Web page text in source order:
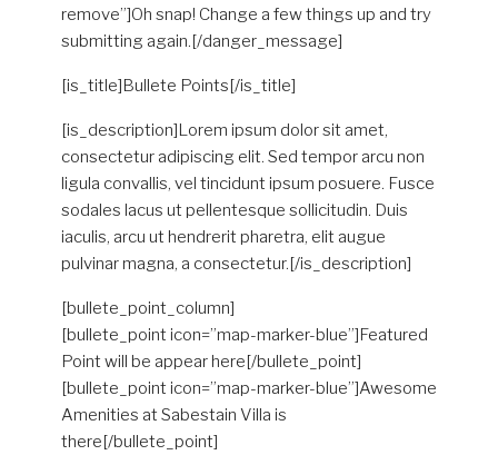
remove”]Oh snap! Change a few things up and try
submitting again.[/danger_message]
[is_title]Bullete Points[/is_title]
[is_description]Lorem ipsum dolor sit amet,
consectetur adipiscing elit. Sed tempor arcu non
ligula convallis, vel tincidunt ipsum posuere. Fusce
sodales lacus ut pellentesque sollicitudin. Duis
iaculis, arcu ut hendrerit pharetra, elit augue
pulvinar magna, a consectetur.[/is_description]
[bullete_point_column]
[bullete_point icon=”map-marker-blue”]Featured
Point will be appear here[/bullete_point]
[bullete_point icon=”map-marker-blue”]Awesome
Amenities at Sabestain Villa is
there[/bullete_point]